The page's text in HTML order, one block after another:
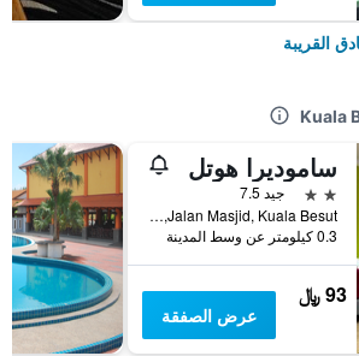
القريبة
ساموديرا هوتل
2 نجمتين
جيد 7.5
Jalan Masjid, Kuala Besut, ماليزيا
0.3 كيلومتر عن وسط المدينة
93 ﷼
عرض الصفقة